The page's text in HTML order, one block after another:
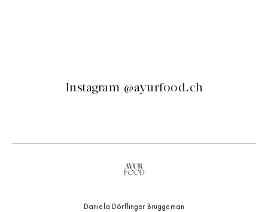
Instagram @ayurfood.ch
Daniela Dörflinger Bruggeman